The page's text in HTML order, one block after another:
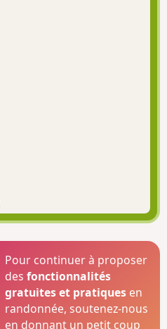
Pour continuer à proposer
desfonctionnalités
gratuites et pratiques en
randonnée, soutenez-nous
en donnant un petit coup